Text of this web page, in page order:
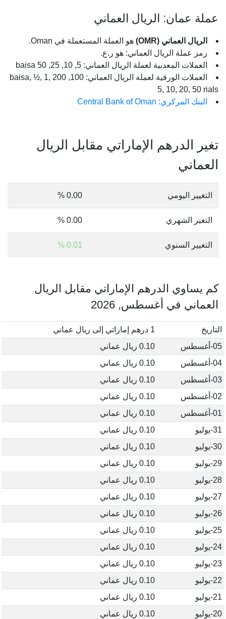
عملة عمان: الريال العماني
الريال العماني (OMR)
هو العملة المستعملة في Oman.
رمز عملة الريال العماني: هو ر.ع.
العملات المعدنية لعملة الريال العماني: 5, 10, 25, 50 baisa
العملات الورقية لعملة الريال العماني: 100, 200 baisa, ½, 1,
5, 10, 20, 50 rials
البنك المركزي: Central Bank of Oman
تغير الدرهم الإماراتي مقابل الريال
العماني
التغيير اليومي 0.00 %
التغير الشهري 0.00 %
التغيير السنوي 0.01 %
كم يساوي الدرهم الإماراتي مقابل الريال
العماني في أغسطس, 2026
التاريخ
1 درهم إماراتي إلى ريال عماني
05-أغسطس
0.10 ريال عماني
04-أغسطس
0.10 ريال عماني
03-أغسطس
0.10 ريال عماني
02-أغسطس
0.10 ريال عماني
01-أغسطس
0.10 ريال عماني
31-يوليو
0.10 ريال عماني
30-يوليو
0.10 ريال عماني
29-يوليو
0.10 ريال عماني
28-يوليو
0.10 ريال عماني
27-يوليو
0.10 ريال عماني
26-يوليو
0.10 ريال عماني
25-يوليو
0.10 ريال عماني
24-يوليو
0.10 ريال عماني
23-يوليو
0.10 ريال عماني
22-يوليو
0.10 ريال عماني
21-يوليو
0.10 ريال عماني
20-يوليو
0.10 ريال عماني